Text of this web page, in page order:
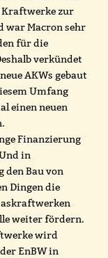
Kraftwerke zur
war Macron sehr
für die
verkündet
AKWs gebaut
Umfang
einen neuen
Finanzierung
in
den Bau von
Dingen die
weiter fördern.
wird
EnBW in